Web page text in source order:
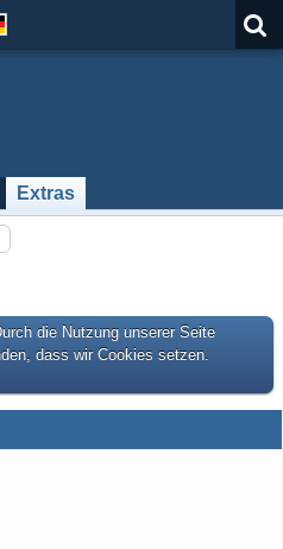
Extras
die Nutzung unserer Seite
dass wir Cookies setzen.